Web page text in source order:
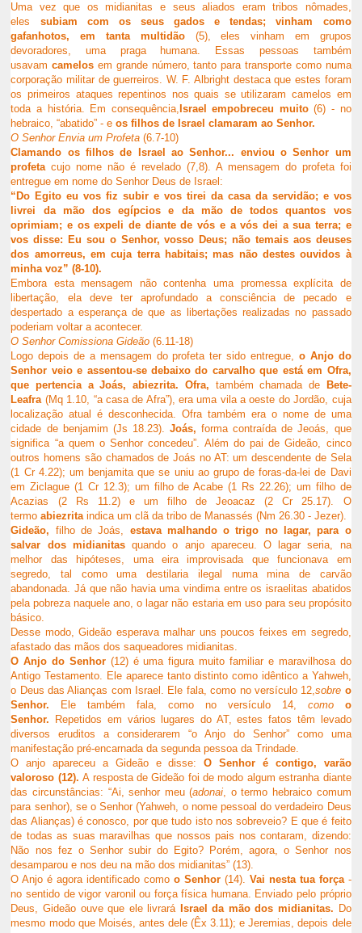
Uma vez que os midianitas e seus aliados eram tribos nômades,
eles subiam com os seus gados e tendas; vinham como
gafanhotos, em tanta multidão (5), eles vinham em grupos
devoradores, uma praga humana. Essas pessoas também
usavamcamelosem grande número, tanto para transporte como numa
corporação militar de guerreiros. W. F. Albright destaca que estes foram
os primeiros ataques repentinos nos quais se utilizaram camelos em
toda a história. Em consequência, Israel empobreceu muito(6) - no
hebraico, “abatido” - eos filhos de Israel clamaram ao Senhor.
O Senhor Envia um Profeta (6.7-10)
Clamando os filhos de Israel ao Senhor... enviou o Senhor um
profetacujo nome não é revelado (7,8). A mensagem do profeta foi
entregue em nome do Senhor Deus de Israel:
“Do Egito eu vos fiz subir e vos tirei da casa da servidão; e vos
livrei da mão dos egípcios e da mão de todos quantos vos
oprimiam; e os expeli de diante de vós e a vós dei a sua terra; e
vos disse: Eu sou o Senhor, vosso Deus; não temais aos deuses
dos amorreus, em cuja terra habitais; mas não destes ouvidos à
minha voz” (8-10).
Embora esta mensagem não contenha uma promessa explícita de
libertação, ela deve ter aprofundado a consciência de pecado e
despertado a esperança de que as libertações realizadas no passado
poderiam voltar a acontecer.
O Senhor Comissiona Gideão (6.11-18)
Logo depois de a mensagem do profeta ter sido entregue, o Anjo do
Senhor veio e assentou-se debaixo do carvalho que está em Ofra,
que pertencia a Joás, abiezrita. Ofra, também chamada de
Bete-
Leafra (Mq 1.10, “a casa de Afra”), era uma vila a oeste do Jordão, cuja
localização atual é desconhecida. Ofra também era o nome de uma
cidade de benjamim (Js 18.23). Joás,forma contraída de Jeoás, que
significa “a quem o Senhor concedeu”. Além do pai de Gideão, cinco
outros homens são chamados de Joás no AT: um descendente de Sela
(1 Cr 4.22); um benjamita que se uniu ao grupo de foras-da-lei de Davi
em Ziclague (1 Cr 12.3); um filho de Acabe (1 Rs 22.26); um filho de
Acazias (2 Rs 11.2) e um filho de Jeoacaz (2 Cr 25.17). O
termoabiezritaindica um clã da tribo de Manassés (Nm 26.30 - Jezer).
Gideão, filho de Joás, estava malhando o trigo no lagar, para o
salvar dos midianitasquando o anjo apareceu. O
lagar seria, na
melhor das hipóteses, uma eira improvisada que funcionava em
segredo, tal como uma destilaria ilegal numa mina de carvão
abandonada. Já que não havia uma vindima entre os israelitas abatidos
pela pobreza naquele ano, o lagar não estaria em uso para seu propósito
básico.
Desse modo, Gideão esperava malhar uns poucos feixes em segredo,
afastado das mãos dos saqueadores midianitas.
O Anjo do Senhor (12) é uma figura muito familiar e maravilhosa do
Antigo Testamento. Ele aparece tanto distinto como idêntico a Yahweh,
o Deus das Alianças com Israel. Ele fala, como no versículo 12,sobre o
Senhor.
Ele também fala, como no versículo 14, como
o
Senhor.
Repetidos em vários lugares do AT, estes fatos têm levado
diversos eruditos a considerarem “o Anjo do Senhor” como uma
manifestação pré-encarnada da segunda pessoa da Trindade.
O
anjo apareceu a Gideão e disse:O Senhor é contigo, varão
valoroso (12).A resposta de Gideão foi de modo algum estranha diante
das circunstâncias: “Ai, senhor meu (adonai, o termo hebraico comum
para senhor), se o Senhor (Yahweh, o nome pessoal do verdadeiro Deus
das Alianças) é conosco, por que tudo isto nos sobreveio? E que é feito
de todas as suas maravilhas que nossos pais nos contaram, dizendo:
Não nos fez o Senhor subir do Egito? Porém, agora, o Senhor nos
desamparou e nos deu na mão dos midianitas” (13).
O Anjo é agora identificado comoo Senhor (14). Vai nesta tua força -
no sentido de vigor varonil ou força física humana. Enviado pelo próprio
Deus, Gideão ouve que ele livrará Israel da mão dos midianitas. Do
mesmo modo que Moisés, antes dele (Êx 3.11); e Jeremias, depois dele